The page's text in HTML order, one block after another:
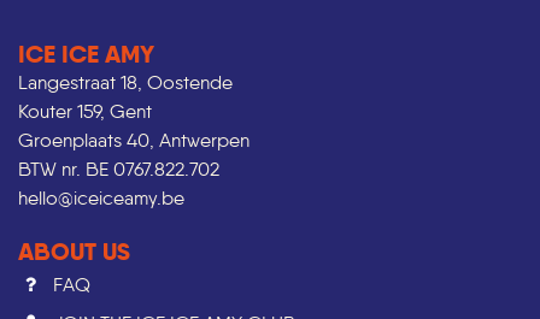
ICE ICE AMY
Langestraat 18, Oostende
Kouter 159, Gent
Groenplaats 40, Antwerpen
BTW nr. BE 0767.822.702
hello@iceiceamy.be
ABOUT US
FAQ